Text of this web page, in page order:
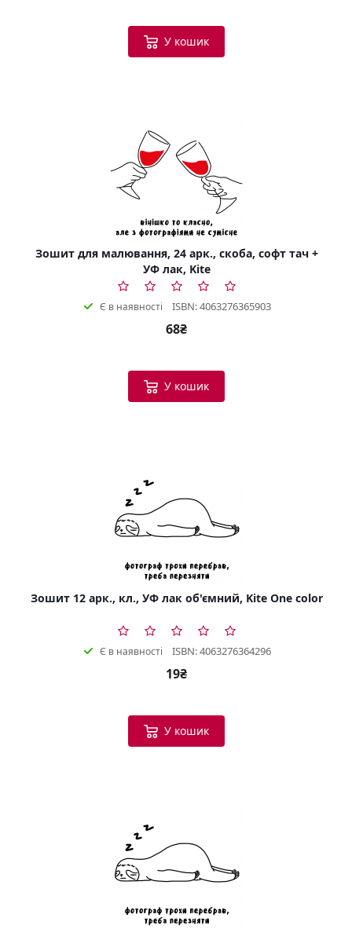
У кошик
Зошит для малювання, 24 арк., скоба, софт тач +
УФ лак, Kite
Є в наявності ISBN: 4063276365903
68₴
У кошик
Зошит 12 арк., кл., УФ лак об'ємний, Kite One color
Є в наявності ISBN: 4063276364296
19₴
У кошик